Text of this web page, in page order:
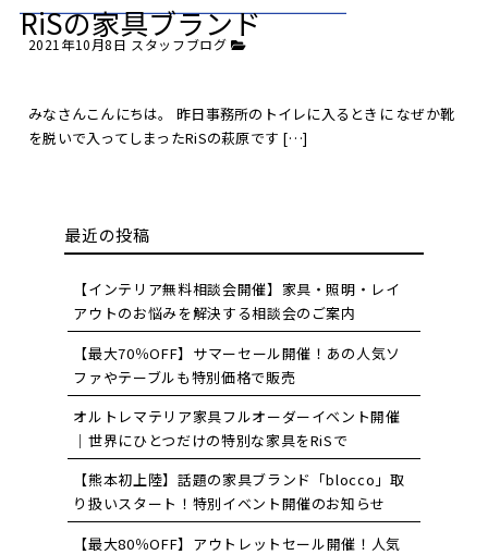
RiSの家具ブランド
2021年10月8日 スタッフブログ
みなさんこんにちは。 昨日事務所のトイレに入るときに なぜか靴
を脱いで入ってしまったRiSの萩原です […]
最近の投稿
【インテリア無料相談会開催】家具・照明・レイ
アウトのお悩みを解決する相談会のご案内
【最大70％OFF】サマーセール開催！あの人気ソ
ファやテーブルも特別価格で販売
オルトレマテリア家具フルオーダーイベント開催
｜世界にひとつだけの特別な家具をRiSで
【熊本初上陸】話題の家具ブランド「blocco」取
り扱いスタート！特別イベント開催のお知らせ
【最大80％OFF】アウトレットセール開催！人気